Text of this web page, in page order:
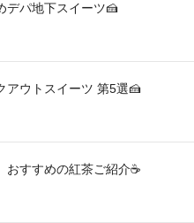
デパ地下スイーツ🍰
アウトスイーツ 第5選🍰
おすすめの紅茶ご紹介☕